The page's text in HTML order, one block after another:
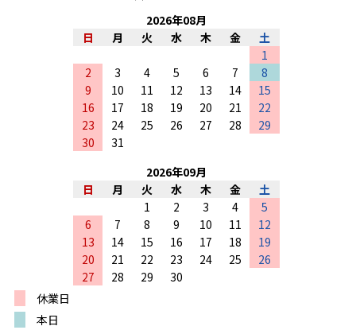
2026年08月
日
月 火 水 木 金
土
1
2
3 4 5 6 7
8
9
10 11 12 13 14
15
16
17 18 19 20 21
22
23
24 25 26 27 28
29
30
31
2026年09月
日
月 火 水 木 金
土
1
2 3 4
5
6
7 8 9 10 11
12
13
14 15 16 17 18
19
20
21 22 23 24 25
26
27
28 29
30
休業日
本日